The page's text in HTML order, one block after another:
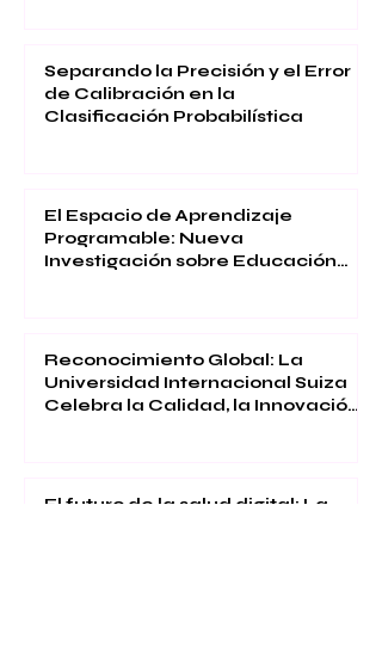
Separando la Precisión y el Error
de Calibración en la
Clasificación Probabilística
El Espacio de Aprendizaje
Programable: Nueva
Investigación sobre Educación
Reconocimiento Global: La
Universidad Internacional Suiza
Celebra la Calidad, la Innovación
El futuro de la salud digital: La